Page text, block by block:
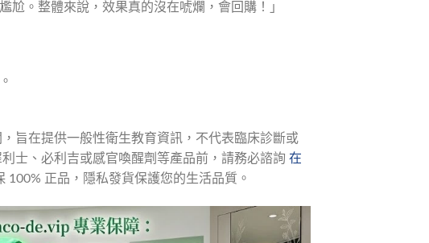
尬。整體來說，效果真的沒在唬爛，會回購！」
旨在提供一般性衛生教育資訊，不代表臨床診斷或
士、必利吉或感官喚醒劑等產品前，請務必諮詢 在
正品，隱私發貨保護您的生活品質。